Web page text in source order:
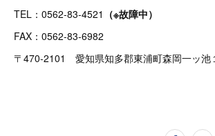
TEL：0562-83-4521 （※故障中）
FAX：0562-83-6982
〒470-2101 愛知県知多郡東浦町森岡一ッ池